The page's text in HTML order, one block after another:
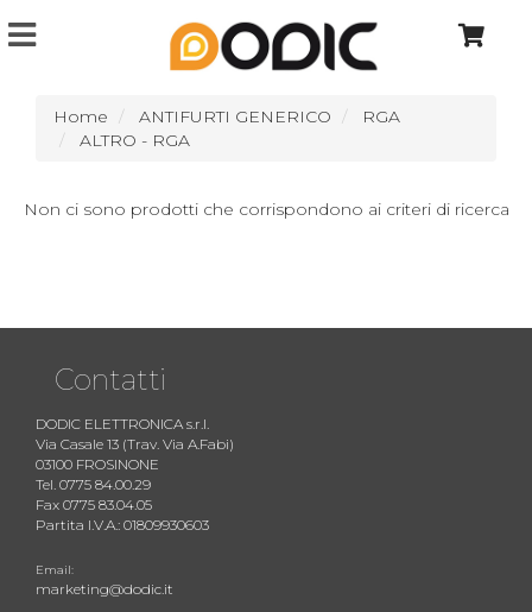
Home ANTIFURTI GENERICO
RGA
ALTRO - RGA
Non ci sono prodotti che corrispondono ai criteri di ricerca
Contatti
DODIC ELETTRONICA s.r.l.
Via Casale 13 (Trav. Via A.Fabi)
03100 FROSINONE
Tel. 0775 84.00.29
Fax 0775 83.04.05
Partita I.V.A.: 01809930603
Email:
marketing@dodic.it